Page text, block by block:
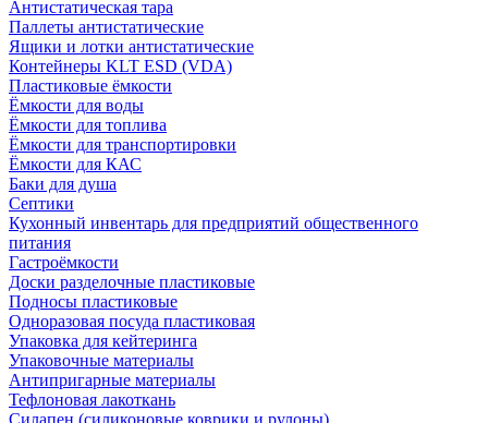
Антистатическая тара
Паллеты антистатические
Ящики и лотки антистатические
Контейнеры KLT ESD (VDA)
Пластиковые ёмкости
Ёмкости для воды
Ёмкости для топлива
Ёмкости для транспортировки
Ёмкости для КАС
Баки для душа
Септики
Кухонный инвентарь для предприятий общественного
питания
Гастроёмкости
Доски разделочные пластиковые
Подносы пластиковые
Одноразовая посуда пластиковая
Упаковка для кейтеринга
Упаковочные материалы
Антипригарные материалы
Тефлоновая лакоткань
Силапен (силиконовые коврики и рулоны)